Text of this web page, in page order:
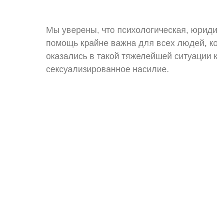
Мы уверены, что психологическая,
помощь крайне важна для всех людей,
оказались в такой тяжелейшей ситуации
сексуализированное насилие.